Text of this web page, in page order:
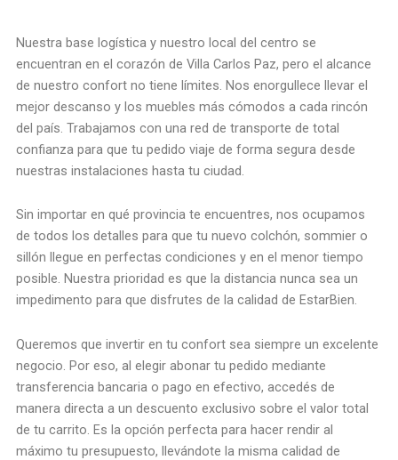
Nuestra base logística y nuestro local del centro se
encuentran en el corazón de Villa Carlos Paz, pero el alcance
de nuestro confort no tiene límites. Nos enorgullece llevar el
mejor descanso y los muebles más cómodos a cada rincón
del país. Trabajamos con una red de transporte de total
confianza para que tu pedido viaje de forma segura desde
nuestras instalaciones hasta tu ciudad.
Sin importar en qué provincia te encuentres, nos ocupamos
de todos los detalles para que tu nuevo colchón, sommier o
sillón llegue en perfectas condiciones y en el menor tiempo
posible. Nuestra prioridad es que la distancia nunca sea un
impedimento para que disfrutes de la calidad de EstarBien.
Queremos que invertir en tu confort sea siempre un excelente
negocio. Por eso, al elegir abonar tu pedido mediante
transferencia bancaria o pago en efectivo, accedés de
manera directa a un descuento exclusivo sobre el valor total
de tu carrito. Es la opción perfecta para hacer rendir al
máximo tu presupuesto, llevándote la misma calidad de